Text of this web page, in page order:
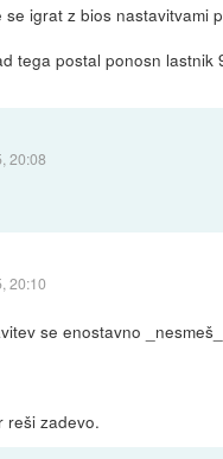
igrat z bios nastavitvami
tega postal ponosn lastnik
20:08
20:10
se enostavno
reši zadevo.